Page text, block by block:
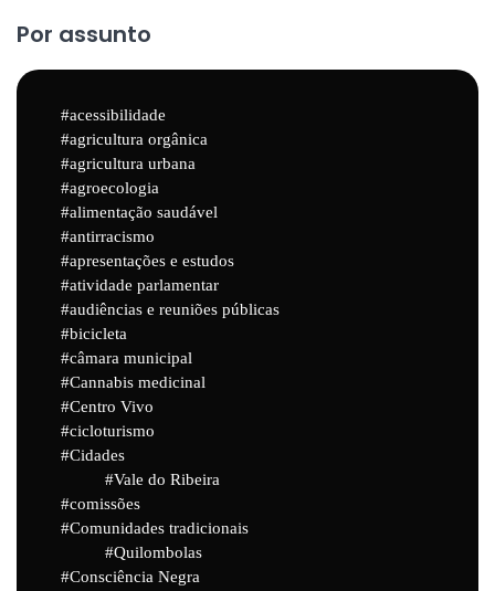
Por assunto
acessibilidade
agricultura orgânica
agricultura urbana
agroecologia
alimentação saudável
antirracismo
apresentações e estudos
atividade parlamentar
audiências e reuniões públicas
bicicleta
câmara municipal
Cannabis medicinal
Centro Vivo
cicloturismo
Cidades
Vale do Ribeira
comissões
Comunidades tradicionais
Quilombolas
Consciência Negra